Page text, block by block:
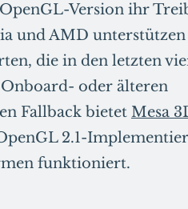
Version ihr
und AMD unterstützen
die in den letzten
oder älteren
Fallback bietet Mesa
2.1-
funktioniert.